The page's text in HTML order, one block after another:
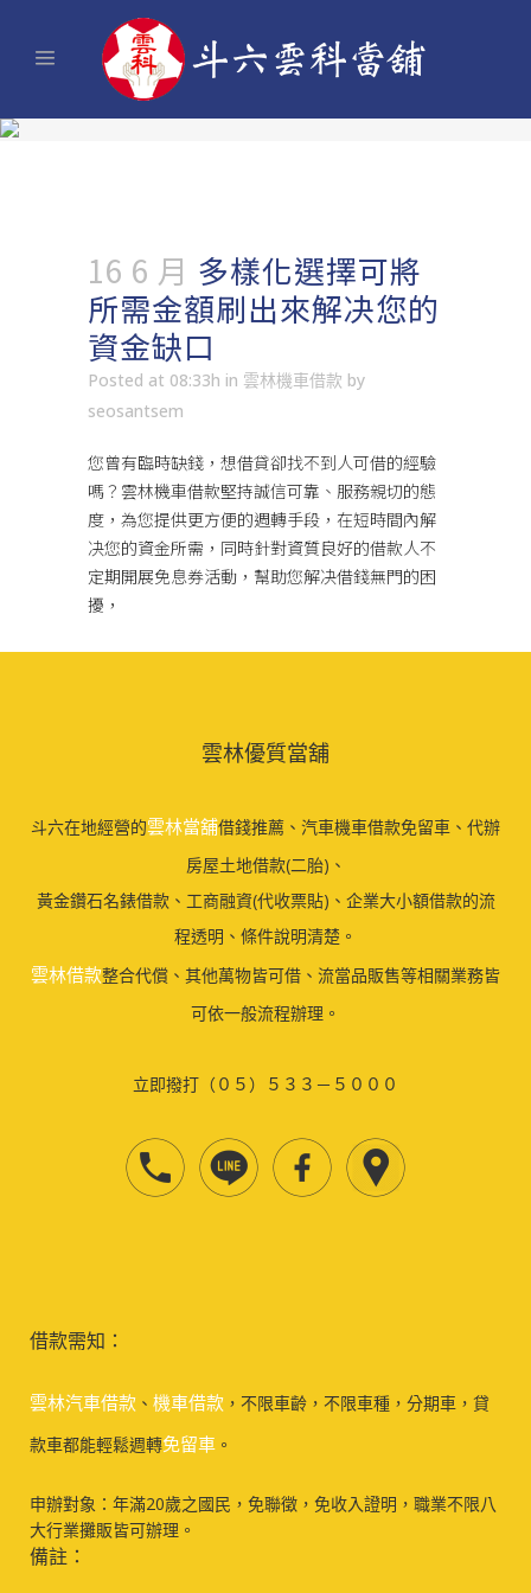
16 6 月 多樣化選擇可將
所需金額刷出來解决您的
資金缺口
Posted at 08:33h in 雲林機車借款 by
seosantsem
您曾有臨時缺錢，想借貸卻找不到人可借的經驗
嗎？ 雲林機車借款堅持誠信可靠、服務親切的態
度，為您提供更方便的週轉手段，在短時間內解
决您的資金所需，同時針對資質良好的借款人不
定期開展免息券活動，幫助您解决借錢無門的困
擾，
雲林優質當舖
斗六在地經營的雲林當舖借錢推薦、汽車機車借款免留車、代辦
房屋土地借款(二胎)、
黃金鑽石名錶借款、工商融資(代收票貼)、企業大小額借款的流
程透明、條件說明清楚。
雲林借款整合代償、其他萬物皆可借、流當品販售等相關業務皆
可依一般流程辦理。
立即撥打（０５）５３３－５０００
借款需知：
雲林汽車借款 、 機車借款 ，不限車齡，不限車種，分期車，貸
款車都能輕鬆週轉免留車 。
申辦對象：年滿20歲之國民，免聯徵，免收入證明，職業不限八
大行業攤販皆可辦理。
備註：